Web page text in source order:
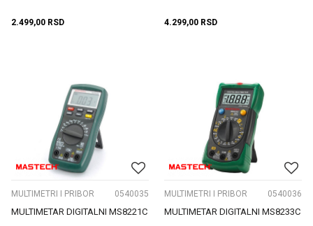
2.499,00 RSD 4.299,00 RSD
MULTIMETRI I PRIBOR 0540035
MULTIMETAR DIGITALNI MS8221C
MULTIMETRI I PRIBOR 0540036
MULTIMETAR DIGITALNI MS8233C